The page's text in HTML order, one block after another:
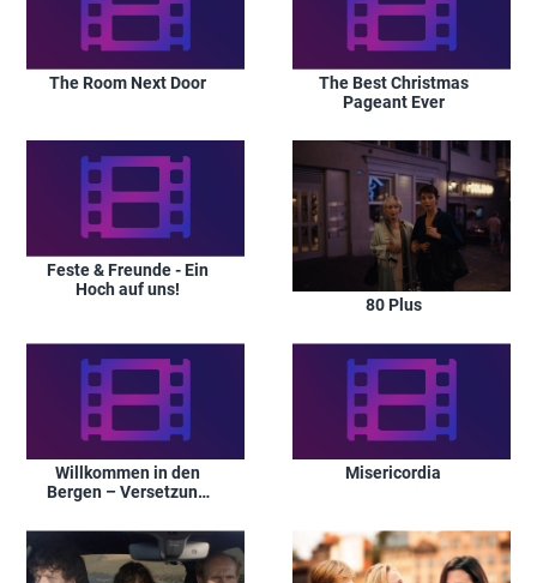
The Room Next Door
The Best Christmas
Pageant Ever
Feste & Freunde - Ein
Hoch auf uns!
80 Plus
Willkommen in den
Bergen – Versetzung
Misericordia